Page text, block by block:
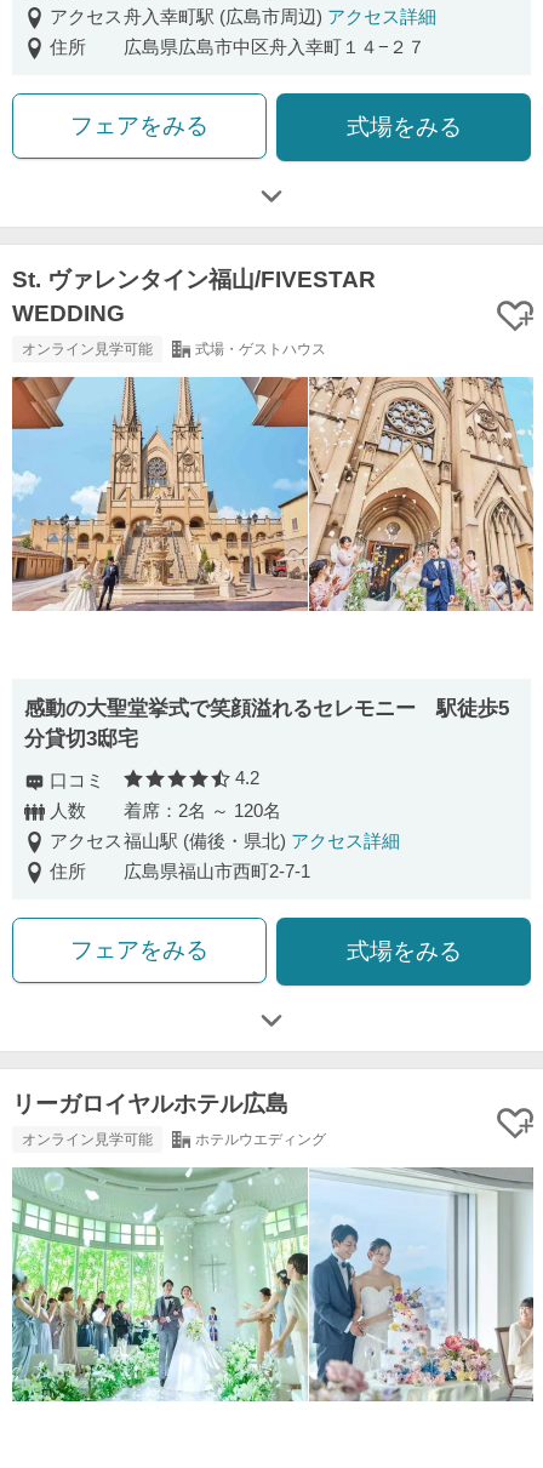
アクセス舟入幸町駅 (広島市周辺) アクセス詳細
住所
広島県広島市中区舟入幸町１４−２７
フェアをみる 式場をみる
St. ヴァレンタイン福山/FIVESTAR
WEDDING
オンライン見学可能 式場・ゲストハウス
感動の大聖堂挙式で笑顔溢れるセレモニー 駅徒歩5
分貸切3邸宅
口コミ 口コミ評価
4.2
人数
着席：2名 ～ 120名
アクセス福山駅 (備後・県北) アクセス詳細
住所
広島県福山市西町2-7-1
フェアをみる 式場をみる
リーガロイヤルホテル広島
オンライン見学可能 ホテルウエディング